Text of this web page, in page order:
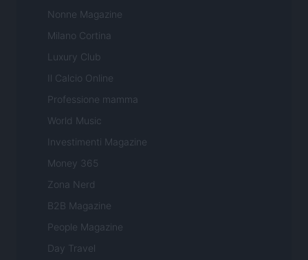
Nonne Magazine
Milano Cortina
Luxury Club
Il Calcio Online
Professione mamma
World Music
Investimenti Magazine
Money 365
Zona Nerd
B2B Magazine
People Magazine
Day Travel